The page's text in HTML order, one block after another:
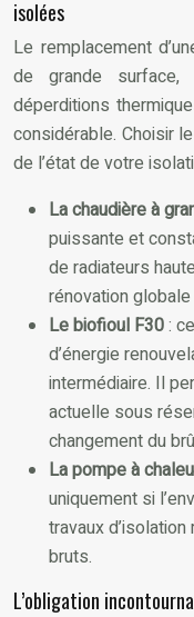
isolées
Le remplacement
de grande surface,
déperditions
considérable. Choisir
de l’état de votre
La chaudière à
puissante et
de radiateurs
rénovation
Le biofioul F30:
d’énergie
intermédiaire. Il
actuelle sous
changement du
La pompe à
uniquement si
travaux
bruts.
L’obligation